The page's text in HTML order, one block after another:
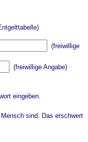
(freiwillige
(freiwillige Angabe)
eingeben.
sind. Das erschwert